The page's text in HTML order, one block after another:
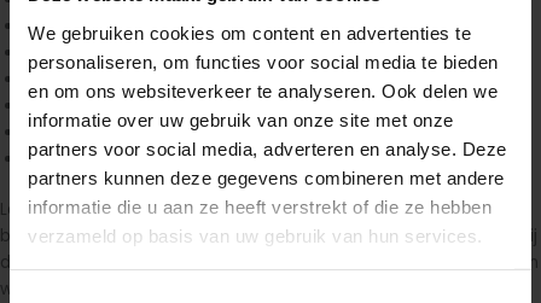
We gebruiken cookies om content en advertenties te
personaliseren, om functies voor social media te bieden
en om ons websiteverkeer te analyseren. Ook delen we
informatie over uw gebruik van onze site met onze
partners voor social media, adverteren en analyse. Deze
partners kunnen deze gegevens combineren met andere
informatie die u aan ze heeft verstrekt of die ze hebben
verzameld op basis van uw gebruik van hun services.
Materiële schade
Smartengeld
Inkomensschade
Wettelijke rente
Verlies zelfwerkzaamheid
Kosten voor deskundige bijstand
Laat de hoogte van uw schadevergoeding letselschade
berekenen door onze specialisten, geheel kosteloos! Wanneer wij
denken dat de wederpartij aansprakelijk is voor uw schade, staan
wij u graag het gehele traject gratis bij met juridische hulp en